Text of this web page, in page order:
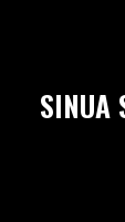
SINUA